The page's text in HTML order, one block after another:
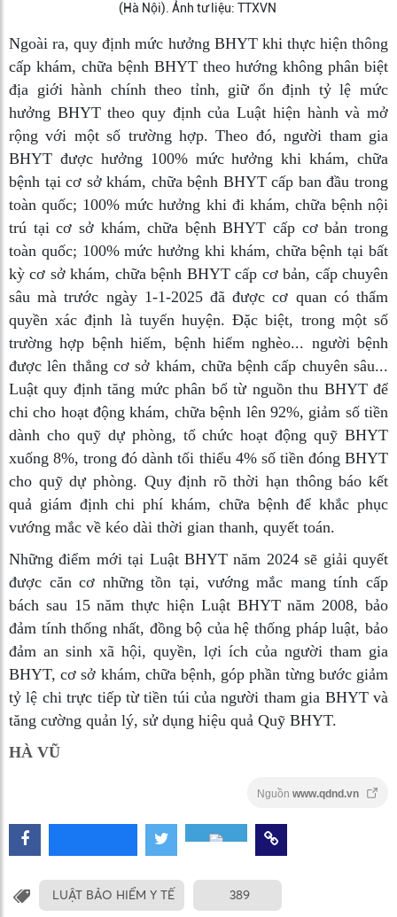
(Hà Nội). Ảnh tư liệu: TTXVN
Ngoài ra, quy định mức hưởng BHYT khi thực hiện thông
cấp khám, chữa bệnh BHYT theo hướng không phân biệt
địa giới hành chính theo tỉnh, giữ ổn định tỷ lệ mức
hưởng BHYT theo quy định của Luật hiện hành và mở
rộng với một số trường hợp. Theo đó, người tham gia
BHYT được hưởng 100% mức hưởng khi khám, chữa
bệnh tại cơ sở khám, chữa bệnh BHYT cấp ban đầu trong
toàn quốc; 100% mức hưởng khi đi khám, chữa bệnh nội
trú tại cơ sở khám, chữa bệnh BHYT cấp cơ bản trong
toàn quốc; 100% mức hưởng khi khám, chữa bệnh tại bất
kỳ cơ sở khám, chữa bệnh BHYT cấp cơ bản, cấp chuyên
sâu mà trước ngày 1-1-2025 đã được cơ quan có thẩm
quyền xác định là tuyến huyện. Đặc biệt, trong một số
trường hợp bệnh hiếm, bệnh hiểm nghèo... người bệnh
được lên thẳng cơ sở khám, chữa bệnh cấp chuyên sâu...
Luật quy định tăng mức phân bổ từ nguồn thu BHYT để
chi cho hoạt động khám, chữa bệnh lên 92%, giảm số tiền
dành cho quỹ dự phòng, tổ chức hoạt động quỹ BHYT
xuống 8%, trong đó dành tối thiểu 4% số tiền đóng BHYT
cho quỹ dự phòng. Quy định rõ thời hạn thông báo kết
quả giám định chi phí khám, chữa bệnh để khắc phục
vướng mắc về kéo dài thời gian thanh, quyết toán.
Những điểm mới tại Luật BHYT năm 2024 sẽ giải quyết
được căn cơ những tồn tại, vướng mắc mang tính cấp
bách sau 15 năm thực hiện Luật BHYT năm 2008, bảo
đảm tính thống nhất, đồng bộ của hệ thống pháp luật, bảo
đảm an sinh xã hội, quyền, lợi ích của người tham gia
BHYT, cơ sở khám, chữa bệnh, góp phần từng bước giảm
tỷ lệ chi trực tiếp từ tiền túi của người tham gia BHYT và
tăng cường quản lý, sử dụng hiệu quả Quỹ BHYT.
HÀ VŨ
Nguồn www.qdnd.vn
LUẬT BẢO HIỂM Y TẾ 389